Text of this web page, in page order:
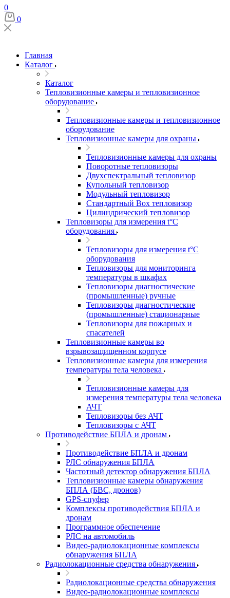
0
0
Главная
Каталог
Каталог
Тепловизионные камеры и тепловизионное
оборудование
Тепловизионные камеры и тепловизионное
оборудование
Тепловизионные камеры для охраны
Тепловизионные камеры для охраны
Поворотные тепловизоры
Двухспектральный тепловизор
Купольный тепловизор
Модульный тепловизор
Стандартный Box тепловизор
Цилиндрический тепловизор
Тепловизоры для измерения t°С
оборудования
Тепловизоры для измерения t°С
оборудования
Тепловизоры для мониторинга
температуры в шкафах
Тепловизоры диагностические
(промышленные) ручные
Тепловизоры диагностические
(промышленные) стационарные
Тепловизоры для пожарных и
спасателей
Тепловизионные камеры во
взрывозащищенном корпусе
Тепловизионные камеры для измерения
температуры тела человека
Тепловизионные камеры для
измерения температуры тела человека
АЧТ
Тепловизоры без АЧТ
Тепловизоры с АЧТ
Противодействие БПЛА и дронам
Противодействие БПЛА и дронам
РЛС обнаружения БПЛА
Частотный детектор обнаружения БПЛА
Тепловизионные камеры обнаружения
БПЛА (БВС, дронов)
GPS-спуфер
Комплексы противодействия БПЛА и
дронам
Программное обеспечение
РЛС на автомобиль
Видео-радиолокационные комплексы
обнаружения БПЛА
Радиолокационные средства обнаружения
Радиолокационные средства обнаружения
Видео-радиолокационные комплексы